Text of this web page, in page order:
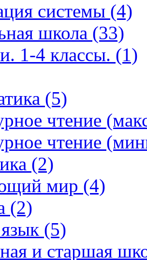
системы (4)
школа (33)
1-4 классы. (1)
(5)
чтение
чтение
(2)
мир (4)
(2)
(5)
и старшая